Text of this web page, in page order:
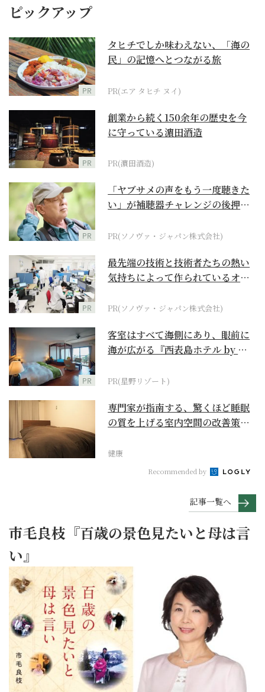
ピックアップ
PR
タヒチでしか味わえない、「海の
民」の記憶へとつながる旅
PR(エア タヒチ ヌイ)
PR
創業から続く150余年の歴史を今
に守っている濵田酒造
PR(濵田酒造)
PR
「ヤブサメの声をもう一度聴きた
い」が補聴器チャレンジの後押し
PR(ソノヴァ・ジャパン株式会社)
PR
最先端の技術と技術者たちの熱い
気持ちによって作られているオー
PR(ソノヴァ・ジャパン株式会社)
PR
客室はすべて海側にあり、眼前に
海が広がる『西表島ホテル by 星
PR(星野リゾート)
専門家が指南する、驚くほど睡眠
の質を上げる室内空間の改善策と
健康
Recommended by
記事一覧へ
市毛良枝『百歳の景色見たいと母は言
い』